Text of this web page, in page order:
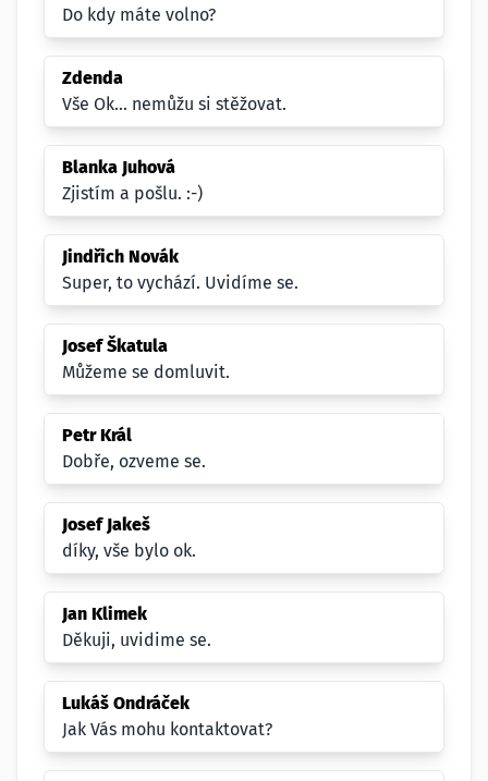
Do kdy máte volno?
Zdenda
Vše Ok... nemůžu si stěžovat.
Blanka Juhová
Zjistím a pošlu. :-)
Jindřich Novák
Super, to vychází. Uvidíme se.
Josef Škatula
Můžeme se domluvit.
Petr Král
Dobře, ozveme se.
Josef Jakeš
díky, vše bylo ok.
Jan Klimek
Děkuji, uvidime se.
Lukáš Ondráček
Jak Vás mohu kontaktovat?